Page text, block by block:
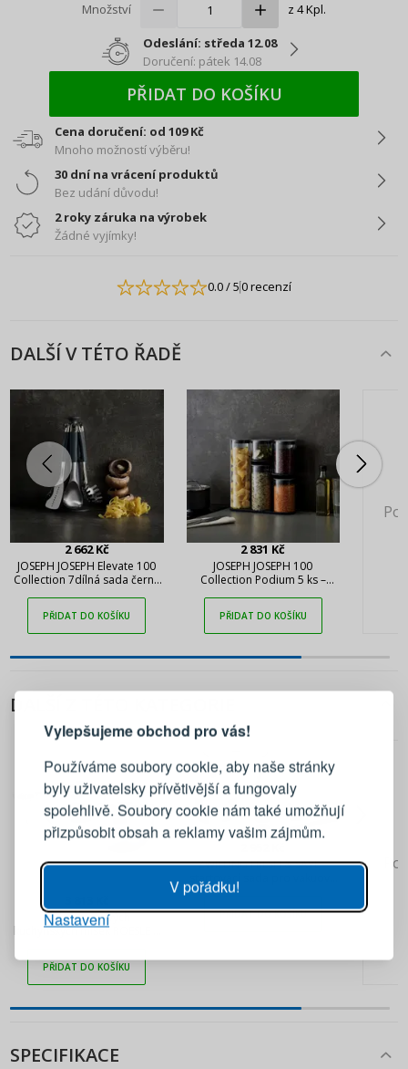
Vylepšujeme obchod pro vás!
Používáme soubory cookie, aby naše stránky
byly uživatelsky přívětivější a fungovaly
spolehlivě. Soubory cookie nám také umožňují
přizpůsobit obsah a reklamy vašim zájmům.
V pořádku!
Nastavení
Množství z 4 Kpl.
Odeslání: středa 12.08
Doručení: pátek 14.08
PŘIDAT DO KOŠÍKU
Cena doručení: od 109 Kč
Mnoho možností výběru!
30 dní na vrácení produktů
Bez udání důvodu!
2 roky záruka na výrobek
Žádné vyjímky!
0.0/ 50 recenzí
DALŠÍ V TÉTO ŘADĚ
2 662 Kč
JOSEPH JOSEPH Elevate 100
Collection 7dílná sada černé
se stojanem
PŘIDAT DO KOŠÍKU
2 831 Kč
JOSEPH JOSEPH 100
Collection Podium 5 ks –
potraviny se stojanem
PŘIDAT DO KOŠÍKU
DALŠÍ Z TÉTO KATEGORIE
Sada nerezových
kuchyňských misek ROESLE 3
PŘIDAT DO KOŠÍKU
ZWILLING FRESH & SAVE –
startovací sada pro vakuové
PŘIDAT DO KOŠÍKU
SPECIFIKACE
Přihlaste se ke svému účtu
Emailová adresa
PŘIHLÁSIT SE